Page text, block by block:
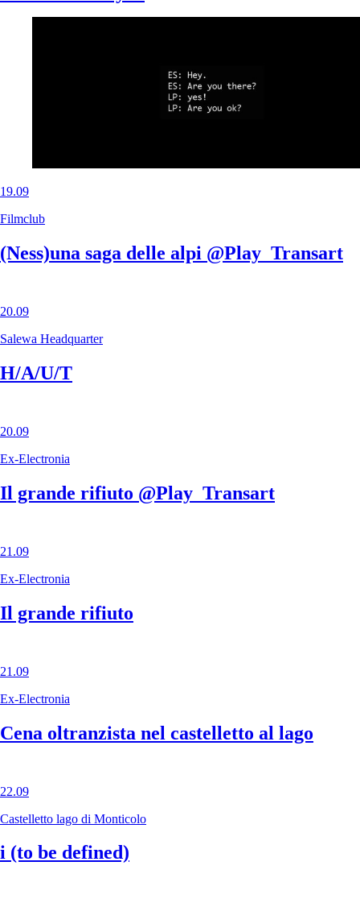
19.09
Filmclub
(Ness)una saga delle alpi @Play_Transart
20.09
Salewa Headquarter
H/A/U/T
20.09
Ex-Electronia
Il grande rifiuto @Play_Transart
21.09
Ex-Electronia
Il grande rifiuto
21.09
Ex-Electronia
Cena oltranzista nel castelletto al lago
22.09
Castelletto lago di Monticolo
i (to be defined)